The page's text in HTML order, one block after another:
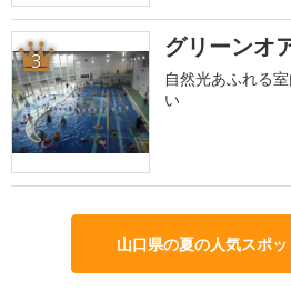
3 グリーンオ
自然光あふれる
い
山口県の夏の人気スポ